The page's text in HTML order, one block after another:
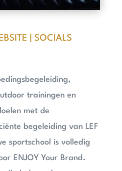
| SOCIALS
trainingen en
met de
begeleiding van LEF
sportschool is volledig
ENJOY Your Brand.